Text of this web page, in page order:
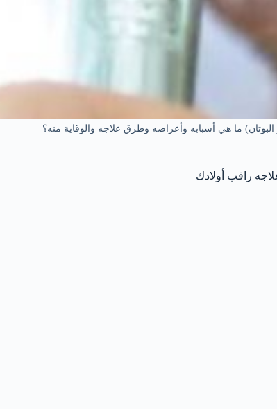
البوتان) ما هي أسبابه وأعراضه وطرق علاجه والوقاية منه؟
راقب أولادك